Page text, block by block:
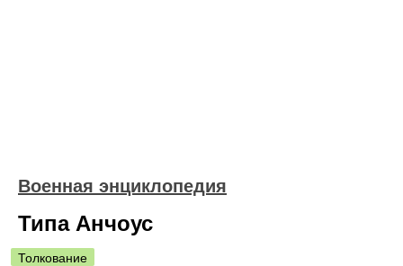
Военная энциклопедия
Типа Анчоус
Толкование